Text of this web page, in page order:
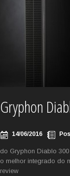
Gryphon
14/06/2016
do Gryphon Diablo
o melhor integrado do
review